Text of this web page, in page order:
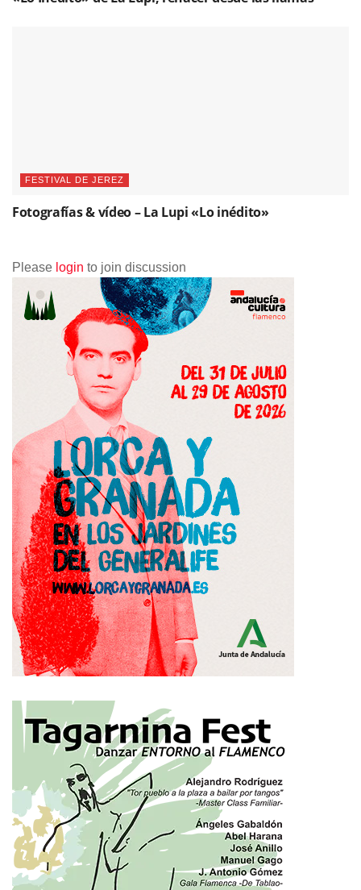
FESTIVAL DE JEREZ
Fotografías & vídeo – La Lupi «Lo inédito»
Please login to join discussion